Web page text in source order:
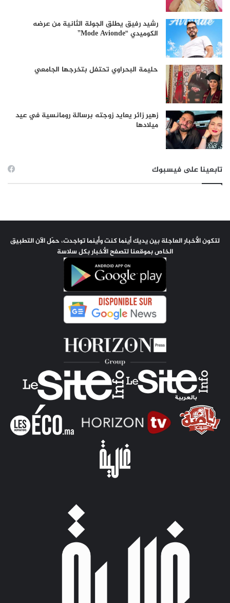
رشيد رفيق يطلق الجولة الثانية من عرضه
الكوميدي “Mode Avionde”
حليمة البحراوي تحتفل بتخرجها الجامعي
زهير زائر يعايد زوجته برسالة رومانسية في عيد
ميلادها
تابعينا على فيسبوك
لتكون الأخبار العاجلة بين يديك أينما كنت وأينما تواجدت، حمّل الآن التطبيق
الخاص بموقعنا لتصفح الأخبار بكل سلاسة